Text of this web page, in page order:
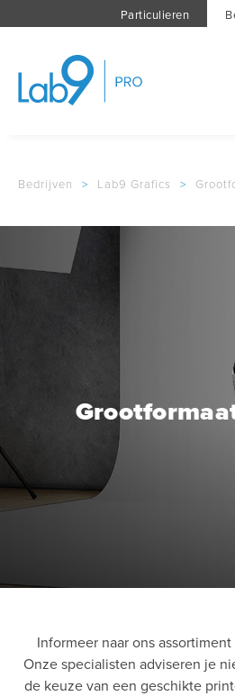
Particulieren
Bedrijven > Lab9 Grafics >
Informeer naar ons
Onze specialisten adviseren je
de keuze van een geschikte